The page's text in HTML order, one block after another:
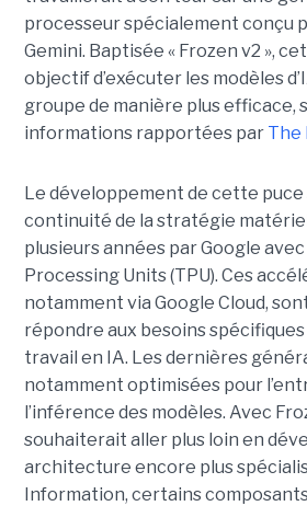
processeur spécialement conçu
Gemini. Baptisée « Frozen v2 »,
objectif d’exécuter les modèles
groupe de manière plus efficace,
informations rapportées par The
Le développement de cette puce
continuité de la stratégie
plusieurs années par Google
Processing Units (TPU). Ces
notamment via Google Cloud,
répondre aux besoins
travail en IA. Les dernières
notamment optimisées pour
l’inférence des modèles. Avec
souhaiterait aller plus loin en
architecture encore plus
Information, certains